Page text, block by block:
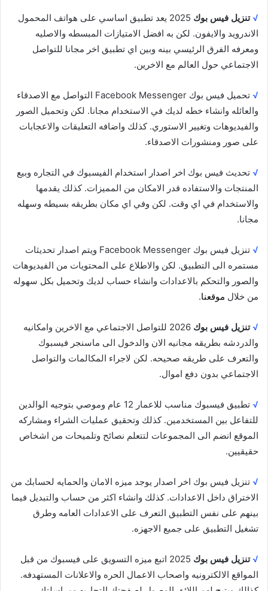
√ تنزيل فيس بوك
2025 يعد تطبيق اساسي على هواتف المحمول
الاندرويد والايفون. لكن به افضل الامتيازات المبسطه والاصليه
ومعرفه الفرق الرئيسي بينه وبين اي تطبيق اخر مجانا للتواصل
الاجتماعي حول العالم مع الاخرين.
√
تحميل فيس بوك Facebook Messenger التواصل مع الاصدقاء
والعائله وانشاء خطه لديك في الاستخدام مجانا. لكن وتحميل الصور
والفيديوهات وتغيير الاستوري. كذلك واضافه التعليقات والاعجابات
على صور ومنشورات الاصدقاء.
√ تحديث فيس بوك اخر اصدار استخدام الفيسبوك في التجاره وبيع
المنتجات والاستفاده قدر الامكان من المميزات. كذلك يقدمها
والاستخدام في اي وقت. لكن وفي اي مكان بطريقه بسيطه وسهله
مجانا.
√
تنزيل فيس بوك Facebook Messenger ويتم اصدار تحديثات
مستمره الى التطبيق. لكن والاطلاع على المحتويات من الفيديوهات
والصور والتحكم بالاعدادات وانشاء حساب لديك وتحميل بكل سهوله
من خلال موقعنا.
√ تنزيل فيس بوك
2026 للتواصل الاجتماعي مع الاخرين وامكانيه
والدردشه بطريقه مجانيه الان والدخول الى ماسنجر فيسبوك
والتعرف على طريقه صحيحه. لكن لاجراء المكالمات والتواصل
الاجتماعي بدون دفع اموال.
√
تطبيق فيسبوك مناسب للاعمار 12 عام وموصي بتوجيه الوالدين
للتفاعل بين المستخدمين. كذلك وتحقيق عمليات الشراء ومشاركه
الموقع انضم الى المجموعات لتتعلم نصائح وتلميحات من اشخاص
حقيقيين.
√ تنزيل فيس بوك اخر اصدار يوجد ميزه الامان والحمايه لحسابك من
الاختراق داخل الاعدادات. كذلك وانشاء اكثر من حساب والتبديل فيما
بينهم على نفس التطبيق التعرف على الاعدادات العامه وطرق
تشغيل التطبيق على جميع الاجهزه.
√ تنزيل فيس بوك
2025 اتبع ميزه التسويق على فيسبوك من قبل
المواقع الالكترونيه واصحاب الاعمال الحره والاعلانات المستهدفه.